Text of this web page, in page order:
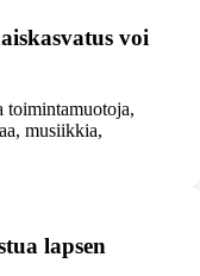
voi
toimintamuotoja,
musiikkia,
lapsen